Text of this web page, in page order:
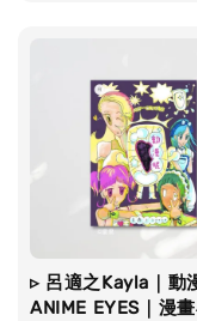
▹ 呂適之Kayla｜動
ANIME EYES｜漫